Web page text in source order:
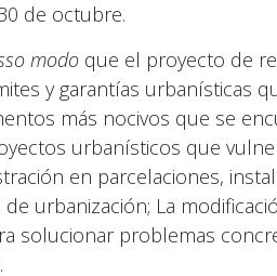
de octubre.
modo que el proyecto de
y garantías urbanísticas
más nocivos que se
urbanísticos que
en parcelaciones,
urbanización; La
solucionar problemas